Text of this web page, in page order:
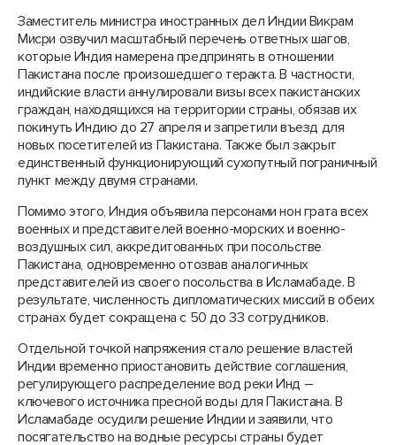
Заместитель министра иностранных дел Индии Викрам
Мисри озвучил масштабный перечень ответных шагов,
которые Индия намерена предпринять в отношении
Пакистана после произошедшего теракта. В частности,
индийские власти аннулировали визы всех пакистанских
граждан, находящихся на территории страны, обязав их
покинуть Индию до 27 апреля и запретили въезд для
новых посетителей из Пакистана. Также был закрыт
единственный функционирующий сухопутный пограничный
пункт между двумя странами.
Помимо этого, Индия объявила персонами нон грата всех
военных и представителей военно-морских и военно-
воздушных сил, аккредитованных при посольстве
Пакистана, одновременно отозвав аналогичных
представителей из своего посольства в Исламабаде. В
результате, численность дипломатических миссий в обеих
странах будет сокращена с 50 до 33 сотрудников.
Отдельной точкой напряжения стало решение властей
Индии временно приостановить действие соглашения,
регулирующего распределение вод реки Инд –
ключевого источника пресной воды для Пакистана. В
Исламабаде осудили решение Индии и заявили, что
посягательство на водные ресурсы страны будет